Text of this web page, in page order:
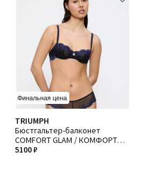
Финальная цена
TRIUMPH
Бюстгальтер-балконет
COMFORT GLAM / КОМФОРТ
ГЛЭМ
5100 ₽